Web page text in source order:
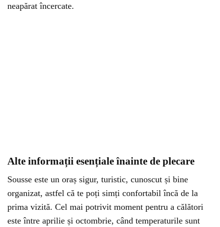
neapărat încercate.
Alte informații esențiale înainte de plecare
Sousse este un oraș sigur, turistic, cunoscut și bine
organizat, astfel că te poți simți confortabil încă de la
prima vizită. Cel mai potrivit moment pentru a călători
este între aprilie și octombrie, când temperaturile sunt